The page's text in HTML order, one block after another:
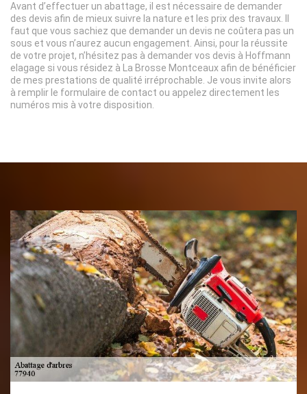
Avant d’effectuer un abattage, il est nécessaire de demander
des devis afin de mieux suivre la nature et les prix des travaux. Il
faut que vous sachiez que demander un devis ne coûtera pas un
sous et vous n’aurez aucun engagement. Ainsi, pour la réussite
de votre projet, n’hésitez pas à demander vos devis à Hoffmann
elagage si vous résidez à La Brosse Montceaux afin de bénéficier
de mes prestations de qualité irréprochable. Je vous invite alors
à remplir le formulaire de contact ou appelez directement les
numéros mis à votre disposition.